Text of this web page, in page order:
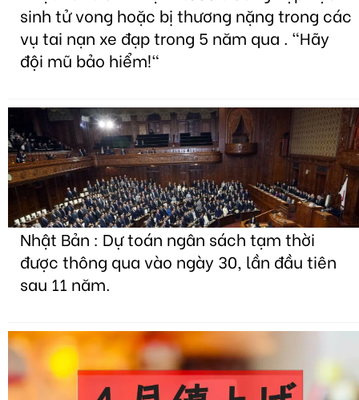
sinh tử vong hoặc bị thương nặng trong các
vụ tai nạn xe đạp trong 5 năm qua . "Hãy
đội mũ bảo hiểm!"
Nhật Bản : Dự toán ngân sách tạm thời
được thông qua vào ngày 30, lần đầu tiên
sau 11 năm.